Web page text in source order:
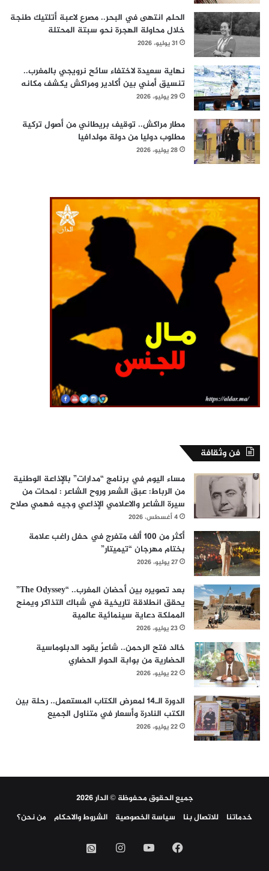
الحلم انتهى في البحر.. مصرع لاعبة أتلتيك طنجة
خلال محاولة الهجرة نحو سبتة المحتلة
31 يوليو، 2026
نهاية سعيدة لاختفاء سائح نرويجي بالمغرب..
تنسيق أمني بين أكادير ومراكش يكشف مكانه
29 يوليو، 2026
مطار مراكش.. توقيف بريطاني من أصول تركية
مطلوب دوليا من دولة مولدافيا
28 يوليو، 2026
فن وثقافة
مساء اليوم في برنامج “مدارات” بالإذاعة الوطنية
من الرباط: عبق الشعر وروح الشاعر : لمحات من
سيرة الشاعر والاعلامي الإذاعي وجيه فهمي صلاح
4 أغسطس، 2026
أكثر من 100 ألف متفرج في حفل راغب علامة
بختام مهرجان “تيميتار”
27 يوليو، 2026
بعد تصويره بين أحضان المغرب.. “The Odyssey”
يحقق انطلاقة تاريخية في شباك التذاكر ويمنح
المملكة دعاية سينمائية عالمية
23 يوليو، 2026
خالد فتح الرحمن.. شاعرٌ يقود الدبلوماسية
الحضارية من بوابة الحوار الحضاري
22 يوليو، 2026
الدورة الـ14 لمعرض الكتاب المستعمل.. رحلة بين
الكتب النادرة وأسعار في متناول الجميع
22 يوليو، 2026
جميع الحقوق محفوظة © الدار 2026
خدماتنا
للاتصال بنا سياسة الخصوصية الشروط والاحكام من نحن؟
فيسبوك‫YouTubeانستقرامواتساب